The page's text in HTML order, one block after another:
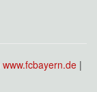
www.fcbayern.de |